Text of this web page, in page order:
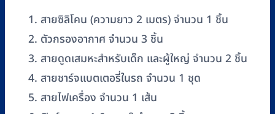
สายซิลิโคน (ความยาว 2 เมตร) จำนวน 1 ชิ้น
ตัวกรองอากาศ จำนวน 3 ชิ้น
สายดูดเสมหะสำหรับเด็ก และผู้ใหญ่ จำนวน 2 ชิ้น
สายชาร์จแบตเตอรี่ในรถ จำนวน 1 ชุด
สายไฟเครื่อง จำนวน 1 เส้น